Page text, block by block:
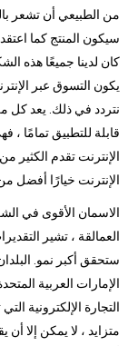
من الطبيعي أن تشعر
سيكون المنتج كما
كان لدينا جميعًا هذه
يكون التسوق عبر
نتردد في ذلك. يعد كل
قابلة للتطبيق تمامًا ،
الإنترنت تقدم
الإنترنت خيارًا أفضل
الاسمان الأقوى في
العمالقة ، تشير
ستحقق أكبر نمو.
الإمارات العربية
التجارة الإلكترونية
متزايد ، لا يمكن إلا